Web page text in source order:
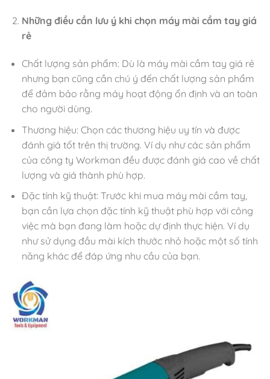
Những điều cần lưu ý khi chọn máy mài cầm tay giá
rẻ
Chất lượng sản phẩm: Dù là máy mài cầm tay giá rẻ
nhưng bạn cũng cần chú ý đến chất lượng sản phẩm
để đảm bảo rằng máy hoạt động ổn định và an toàn
cho người dùng.
Thương hiệu: Chọn các thương hiệu uy tín và được
đánh giá tốt trên thị trường. Ví dụ như các sản phẩm
của công ty Workman đều được đánh giá cao về chất
lượng và giá thành phù hợp.
Đặc tính kỹ thuật: Trước khi mua máy mài cầm tay,
bạn cần lựa chọn đặc tính kỹ thuật phù hợp với công
việc mà bạn đang làm hoặc dự định thực hiện. Ví dụ
như sử dụng đầu mài kích thước nhỏ hoặc một số tính
năng khác để đáp ứng nhu cầu của bạn.